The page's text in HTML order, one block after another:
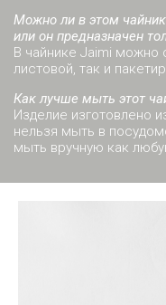
Можно ли в этом
или он предназначен
В чайнике Jaimi можно
листовой, так и
Как лучше мыть этот
Изделие изготовлено
нельзя мыть в
мыть вручную как